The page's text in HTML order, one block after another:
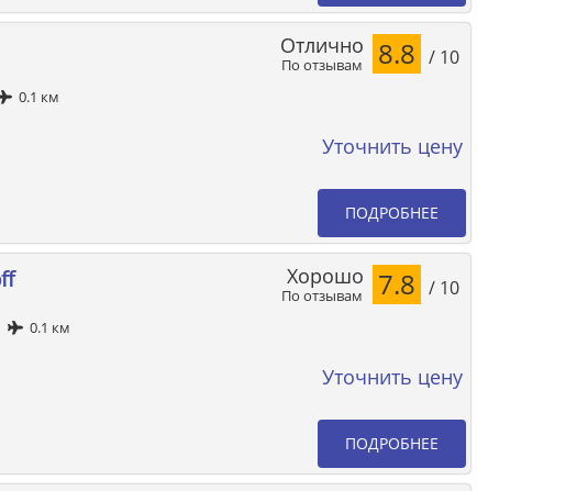
0.1 км
По отзывам
Отлично 8.8 / 10
Уточнить цену
ПОДРОБНЕЕ
0.1 км
По отзывам
Хорошо 7.8 / 10
Уточнить цену
ПОДРОБНЕЕ